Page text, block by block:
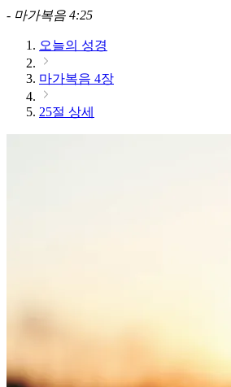
- 마가복음 4:25
오늘의 성경
마가복음 4장
25절 상세